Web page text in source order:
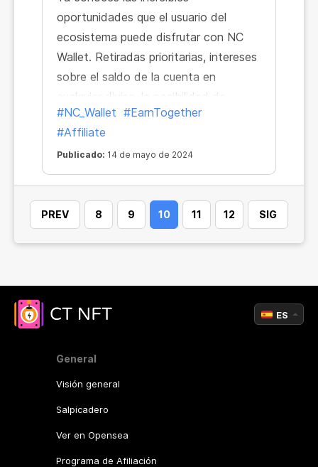
oportunidades que el usuario del
ecosistema puede disfrutar con NC
Wallet. Retiradas prioritarias, intereses
sobre el saldo de la cuenta en
cualquier divisa, la posibilidad de
cambiar divisas al tipo de mercado
directamente en la aplicación... Ahora
se ha añadido una función más a esta
lista.
#NC_Wallet #EarnTogether
#Affiliate
Publicado: 14 de mayo de 2024
PREV 8 9 10 11 12 SIG
General
Visión general
Salpicadero
Ver en Opensea
Programa de Afiliación
ES